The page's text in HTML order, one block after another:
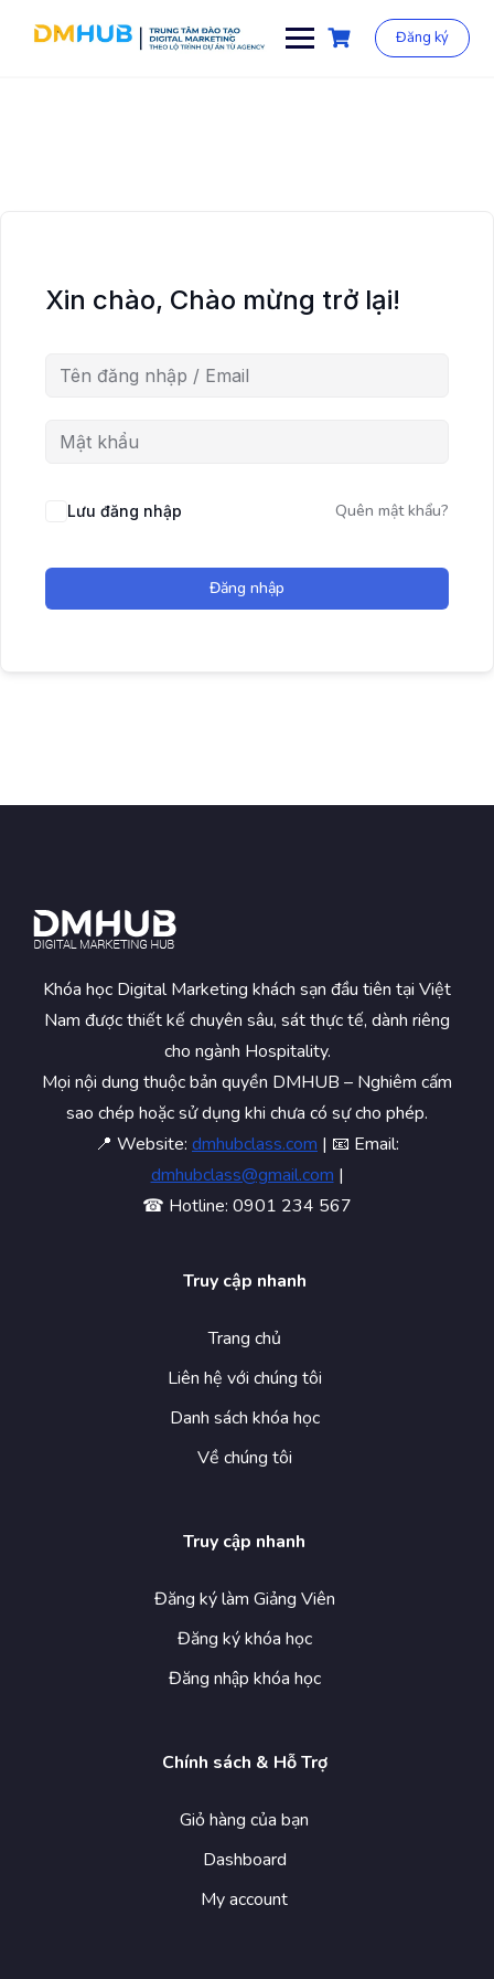
Đăng ký
Xin chào, Chào mừng trở lại!
Lưu đăng nhập Quên mật khẩu?
Đăng nhập
Khóa học Digital Marketing khách sạn đầu tiên tại Việt
Nam được thiết kế chuyên sâu, sát thực tế, dành riêng
cho ngành Hospitality.
Mọi nội dung thuộc bản quyền DMHUB – Nghiêm cấm
sao chép hoặc sử dụng khi chưa có sự cho phép.
📍 Website: dmhubclass.com | 📧 Email:
dmhubclass@gmail.com |
☎ Hotline: 0901 234 567
Truy cập nhanh
Trang chủ
Liên hệ với chúng tôi
Danh sách khóa học
Về chúng tôi
Truy cập nhanh
Đăng ký làm Giảng Viên
Đăng ký khóa học
Đăng nhập khóa học
Chính sách & Hỗ Trợ
Giỏ hàng của bạn
Dashboard
My account